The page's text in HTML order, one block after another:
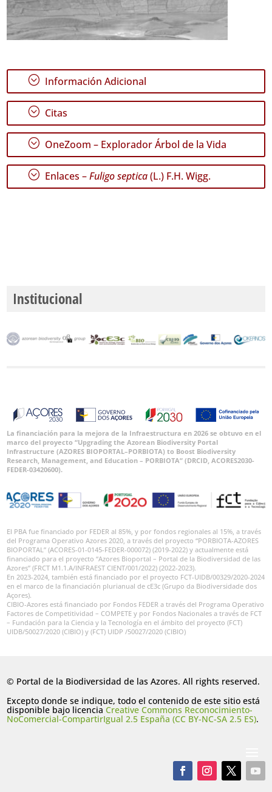
; Información Adicional
; Citas
; OneZoom – Explorador Árbol de la Vida
; Enlaces –Fuligo septica(L.) F.H. Wigg.
Institucional
La financiación para la mejora de la Infraestructura en 2026 se obtuvo en el
marco del proyecto “Upgrading the Azorean Biodiversity Portal
Infrastructure (AZORES BIOPORTAL–PORBIOTA) to Boost Biodiversity
Research, Management, and Education – PORBIOTA” (DRCID, ACORES2030-
FEDER-03420600).
El PBA fue financiado por FEDER al 85%, y por fondos regionales al 15%, a través
del Programa Operativo Azores 2020, a través del proyecto “PORBIOTA-AZORES
BIOPORTAL” (ACORES-01-0145-FEDER-000072) (2019-2022) y actualmente está
financiado para el proyecto “Azores Bioportal – Portal de la Biodiversidad de las
Azores” (FRCT M1.1.A/INFRAEST CIENT/001/2022) (2022-2023).
En 2023-2024, también está financiado por el proyecto FCT-UIDB/00329/2020-2024
en el marco de la financiación plurianual de cE3c (Grupo da Biodiversidade dos
Açores).
CIBIO-Azores está financiado por Fondos FEDER a través del Programa Operativo
Factores de Competitividad – COMPETE y por Fondos Nacionales a través de FCT
– Fundación para la Ciencia y la Tecnología en el ámbito del proyecto (FCT)
UIDB/50027/2020 (CIBIO) y (FCT) UIDP /50027/2020 (CIBIO)
© Portal de la Biodiversidad de las Azores. All rights reserved.
Excepto donde se indique, todo el contenido de este sitio está
disponible bajo licenciaCreative Commons Reconocimiento-
NoComercial-CompartirIgual 2.5 España (CC BY-NC-SA 2.5 ES).